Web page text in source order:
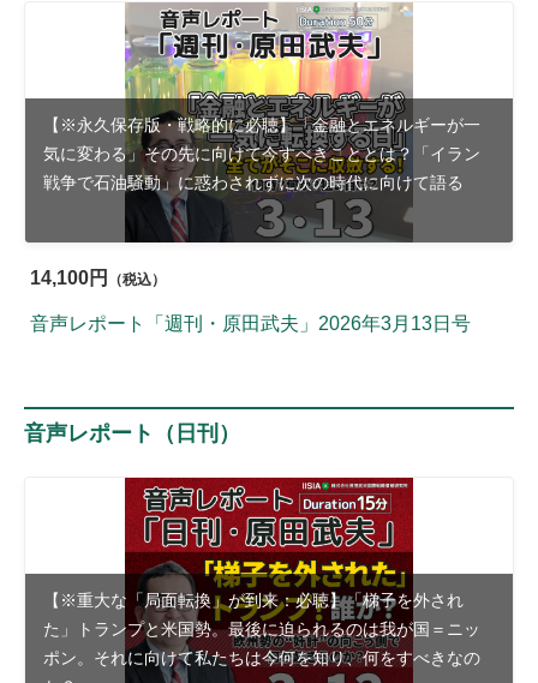
【※永久保存版・戦略的に必聴】「金融とエネルギーが一
気に変わる」その先に向けて今すべきこととは？「イラン
戦争で石油騒動」に惑わされずに次の時代に向けて語る
14,100円 （税込）
音声レポート「週刊・原田武夫」2026年3月13日号
音声レポート（日刊）
【※重大な「局面転換」が到来：必聴】「梯子を外され
た」トランプと米国勢。最後に迫られるのは我が国＝ニッ
ポン。それに向けて私たちは今何を知り、何をすべきなの